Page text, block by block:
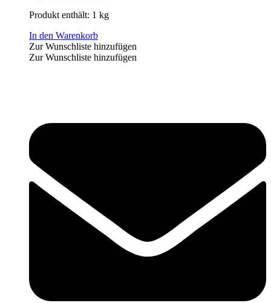
Produkt enthält: 1 kg
In den Warenkorb
Zur Wunschliste hinzufügen
Zur Wunschliste hinzufügen